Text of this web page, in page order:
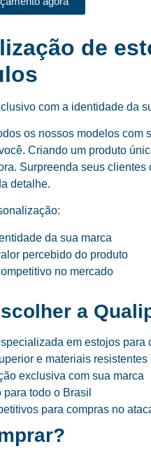
de
com a identidade da
os nossos modelos com
Criando um produto
Surpreenda seus clientes
detalhe.
da sua marca
percebido do produto
no mercado
a
em estojos para
e materiais resistentes
exclusiva com sua marca
todo o Brasil
para compras no